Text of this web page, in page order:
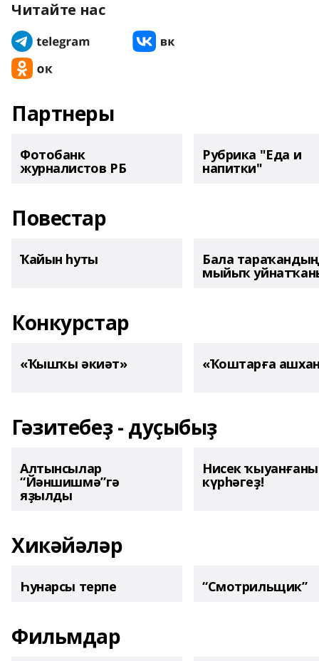
Читайте нас
Партнеры
Фотобанк
журналистов РБ
Рубрика "Еда и
напитки"
Повестар
Ҡайын һуты Бала тараҡандың
мыйыҡ
Конкурстар
«Ҡышҡы әкиәт» «Ҡоштарға
Гәзитебеҙ - дуҫыбыҙ
Алтынсылар
“Йәншишмә”гә
яҙылды
Нисек
күрһәгеҙ!
Хикәйәләр
Һунарсы терпе “Смотрильщик”
Фильмдар